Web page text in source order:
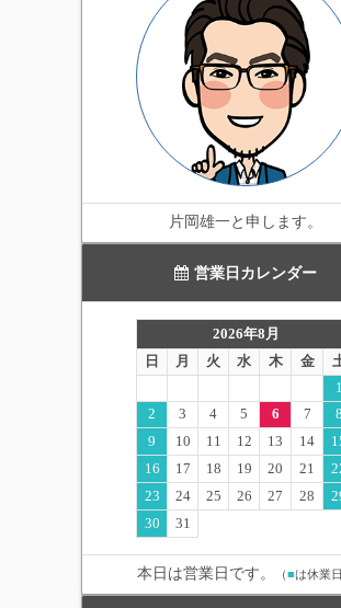
片岡雄一と申します。
営業日カレンダー
2026年8月
日
月 火 水 木 金
1
2
3 4 5 6 7
8
9
10 11 12 13 14
16
17 18 19 20 21
23
24 25 26 27 28
30
31
本日は営業日です。 （■は休業日